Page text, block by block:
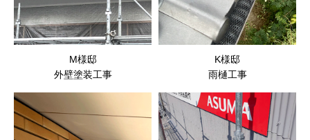
M様邸
外壁塗装工事
K様邸
雨樋工事